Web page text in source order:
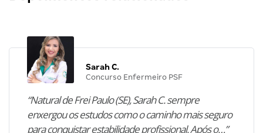
Sarah C.
Concurso Enfermeiro PSF
“Natural de Frei Paulo (SE), Sarah C. sempre
enxergou os estudos como o caminho mais seguro
para conquistar estabilidade profissional. Após o…”